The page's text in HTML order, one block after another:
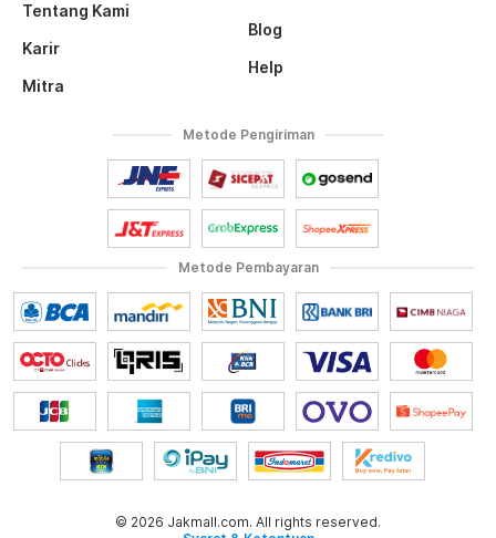
Tentang Kami
Karir
Mitra
Blog
Help
Metode Pembayaran
Metode Pengiriman
© 2026 Jakmall.com. All rights reserved.